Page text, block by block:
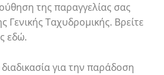
της παραγγελίας σας
Γενικής Ταχυδρομικής. Βρείτε
εδώ.
διαδικασία για την παράδοση